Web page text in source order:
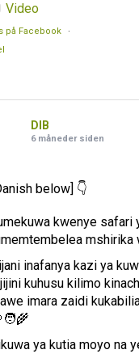
Video
på Facebook
·
DIB
6 måneder siden
below] 👇
kwenye safari
mshirika
inafanya kazi ya
kuhusu kilimo
imara zaidi
ya kutia moyo na